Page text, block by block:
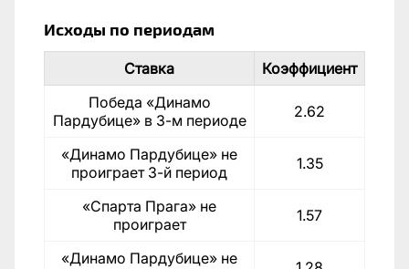
Исходы по периодам
Ставка
Коэффициент
Победа «Динамо
Пардубице» в 3-м периоде
2.62
«Динамо Пардубице» не
проиграет 3-й период
1.35
«Спарта Прага» не
проиграет
1.57
«Динамо Пардубице» не